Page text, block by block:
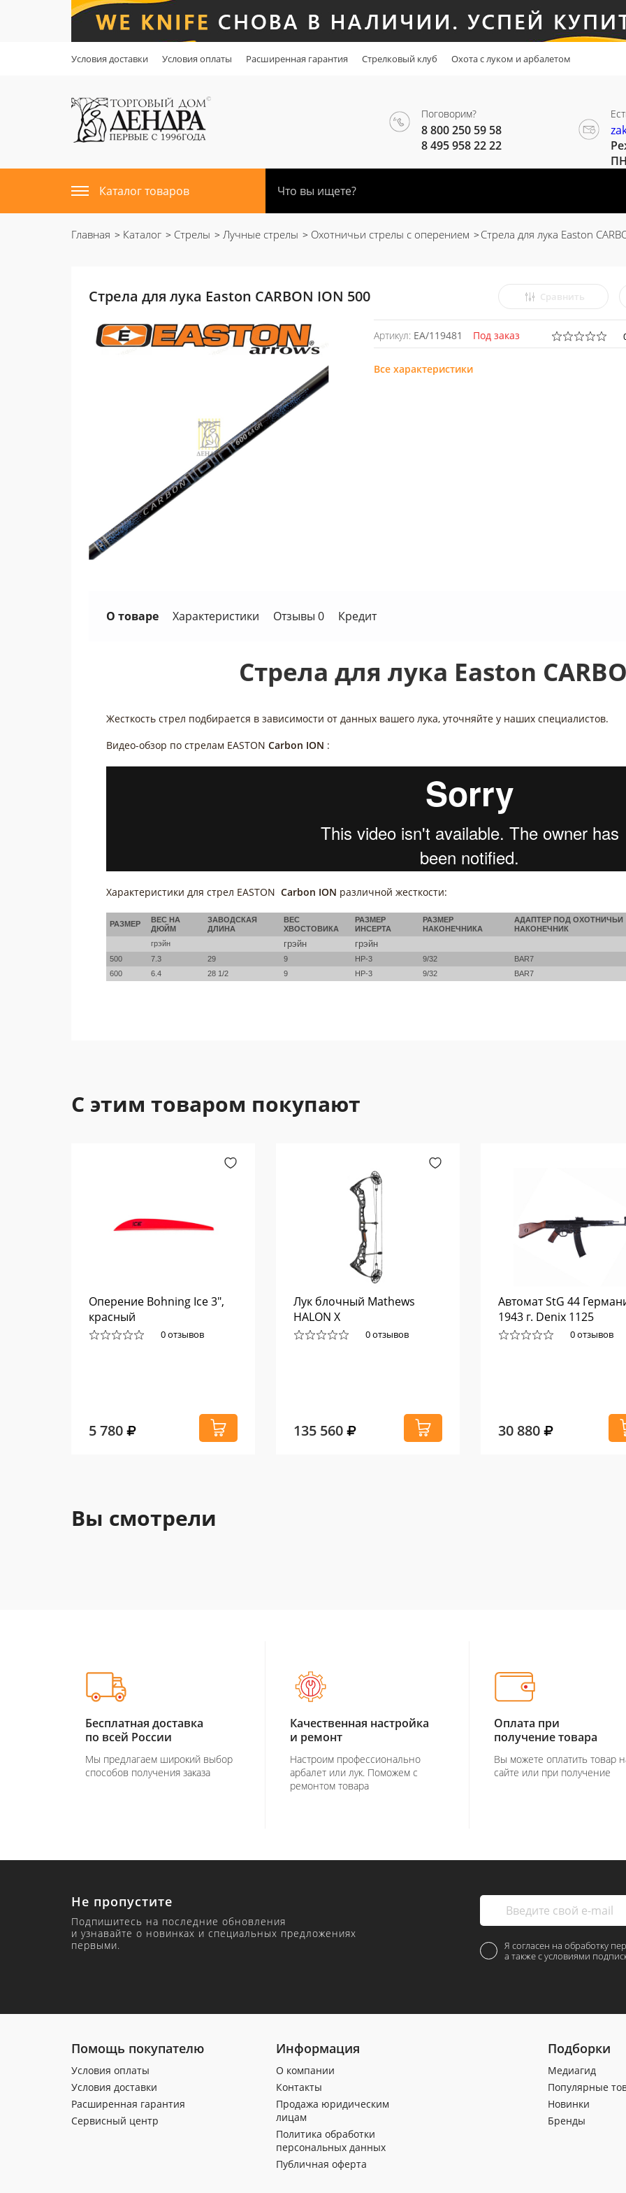
Условия доставки Условия оплаты Расширенная гарантия Стрелковый клуб Охота с луком и арбалетом
Поговорим?
8 800 250 59 58
8 495 958 22 22
Каталог товаров
Главная Каталог Стрелы Лучные стрелы Охотничьи стрелы с оперением Стрела для лука Easton
Стрела для лука Easton CARBON ION 500 Сравнить
Артикул: EA/119481 Под заказ
Все характеристики
О товаре Характеристики Отзывы 0 Кредит
Стрела для лука Easton
Жесткость стрел подбирается в зависимости от данных вашего лука, уточняйте у наших специалистов.
Видео-обзор по стрелам EASTON Carbon ION :
Характеристики для стрел EASTON Carbon ION различной жесткости:
РАЗМЕР
ВЕС НА
ДЮЙМ
ЗАВОДСКАЯ
ДЛИНА
ВЕС
ХВОСТОВИКА
РАЗМЕР
ИНСЕРТА
РАЗМЕР
НАКОНЕЧНИКА
АДАПТЕР ПОД ОХОТНИЧЬИ
НАКОНЕЧНИК
грэйн
грэйн грэйн
500 7.3 29 9 HP-3 9/32
BAR7
600
6.4 28 1/2 9 HP-3 9/32 BAR7
С этим товаром покупают
Оперение Bohning Ice 3",
красный
0 отзывов
5 780
Лук блочный Mathews
HALON X
0 отзывов
135 560
Автомат StG 44
1943 г. Denix 1125
0 отзывов
30 880
Вы смотрели
Бесплатная доставка
по всей России
Мы предлагаем широкий выбор
способов получения заказа
Качественная настройка
и ремонт
Настроим профессионально
арбалет или лук. Поможем с
ремонтом товара
Оплата при
получение товара
Вы можете оплатить товар
сайте или при получение
Не пропустите
Подпишитесь на последние обновления
и узнавайте о новинках и специальных предложениях
первыми.
Я согласен на обработку
а также с условиями
Помощь покупателю
Условия оплаты
Условия доставки
Расширенная гарантия
Сервисный центр
Информация
О компании
Контакты
Продажа юридическим
лицам
Политика обработки
персональных данных
Публичная оферта
Подборки
Медиагид
Популярные
Новинки
Бренды